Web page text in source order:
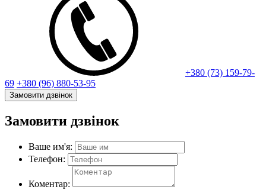
+380 (73) 159-79-
69 +380 (96) 880-53-95
Замовити дзвінок
Замовити дзвінок
Ваше им'я:
Телефон:
Коментар: